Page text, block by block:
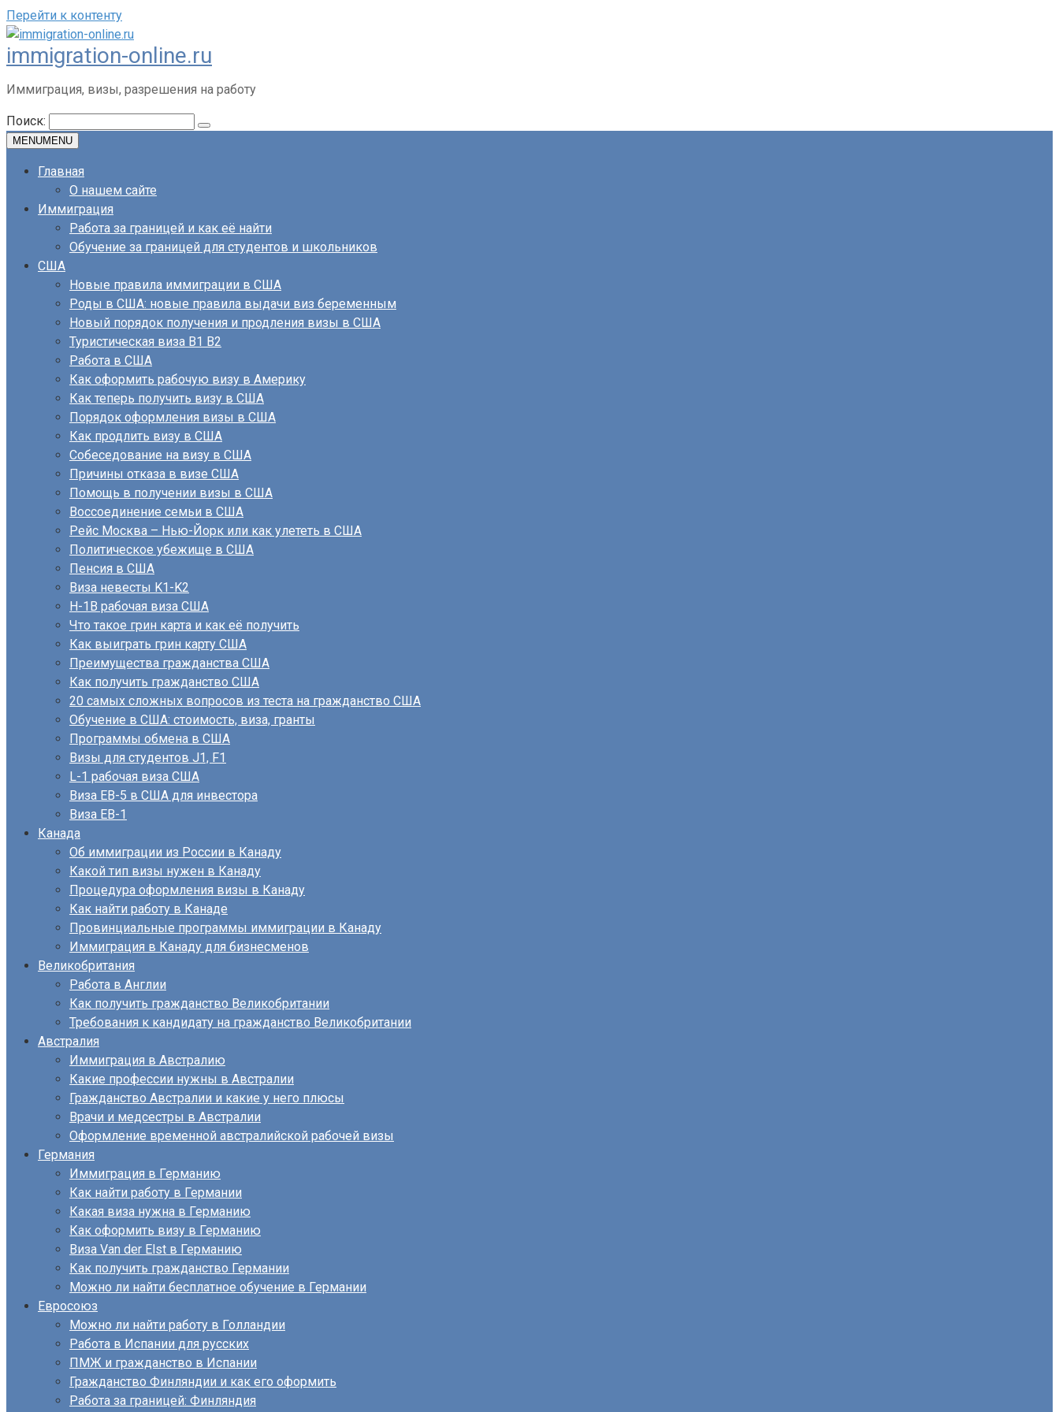
Перейти к контенту
immigration-online.ru
Иммиграция, визы, разрешения на работу
Поиск:
MENUMENU
Главная
О нашем сайте
Иммиграция
Работа за границей и как её найти
Обучение за границей для студентов и школьников
США
Новые правила иммиграции в США
Роды в США: новые правила выдачи виз беременным
Новый порядок получения и продления визы в США
Туристическая виза B1 B2
Работа в США
Как оформить рабочую визу в Америку
Как теперь получить визу в США
Порядок оформления визы в США
Как продлить визу в США
Собеседование на визу в США
Причины отказа в визе США
Помощь в получении визы в США
Воссоединение семьи в США
Рейс Москва – Нью-Йорк или как улететь в США
Политическое убежище в США
Пенсия в США
Виза невесты K1-K2
H-1B рабочая виза США
Что такое грин карта и как её получить
Как выиграть грин карту США
Преимущества гражданства США
Как получить гражданство США
20 самых сложных вопросов из теста на гражданство США
Обучение в США: стоимость, виза, гранты
Программы обмена в США
Визы для студентов J1, F1
L-1 рабочая виза США
Виза EB-5 в США для инвестора
Виза ЕВ-1
Канада
Об иммиграции из России в Канаду
Какой тип визы нужен в Канаду
Процедура оформления визы в Канаду
Как найти работу в Канаде
Провинциальные программы иммиграции в Канаду
Иммиграция в Канаду для бизнесменов
Великобритания
Работа в Англии
Как получить гражданство Великобритании
Требования к кандидату на гражданство Великобритании
Австралия
Иммиграция в Австралию
Какие профессии нужны в Австралии
Гражданство Австралии и какие у него плюсы
Врачи и медсестры в Австралии
Оформление временной австралийской рабочей визы
Германия
Иммиграция в Германию
Как найти работу в Германии
Какая виза нужна в Германию
Как оформить визу в Германию
Виза Van der Elst в Германию
Как получить гражданство Германии
Можно ли найти бесплатное обучение в Германии
Евросоюз
Можно ли найти работу в Голландии
Работа в Испании для русских
ПМЖ и гражданство в Испании
Гражданство Финляндии и как его оформить
Работа за границей: Финляндия